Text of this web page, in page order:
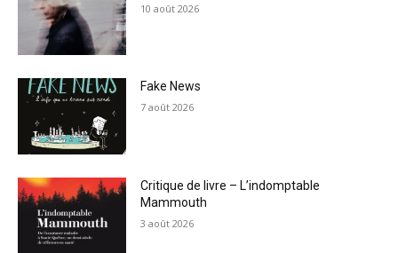
10 août 2026
Fake News
7 août 2026
Critique de livre – L’indomptable
Mammouth
3 août 2026